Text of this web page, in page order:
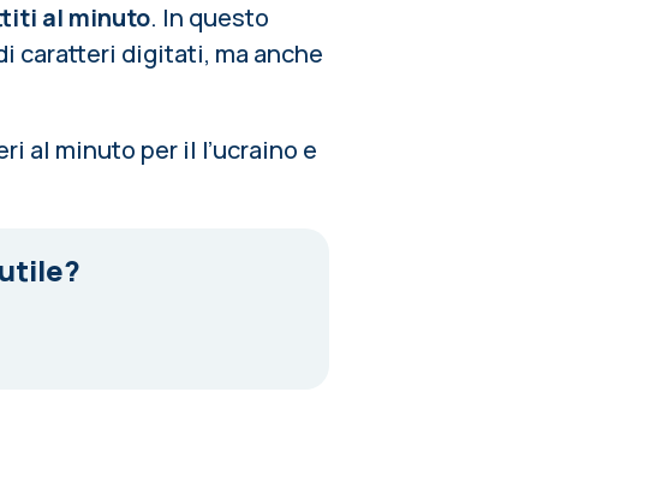
al minuto. In questo
caratteri digitati, ma anche
al minuto per il l’ucraino e